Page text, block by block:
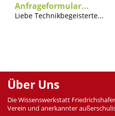
Anfrageformular...
Liebe Technikbegeisterte...
Über Uns
Die Wissenswerkstatt
Verein und anerkannter